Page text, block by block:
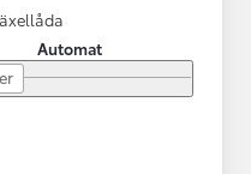
Automat